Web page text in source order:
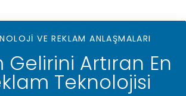
VE REKLAM ANLAŞMALARI
Gelirini Artıran En
Teknolojisi